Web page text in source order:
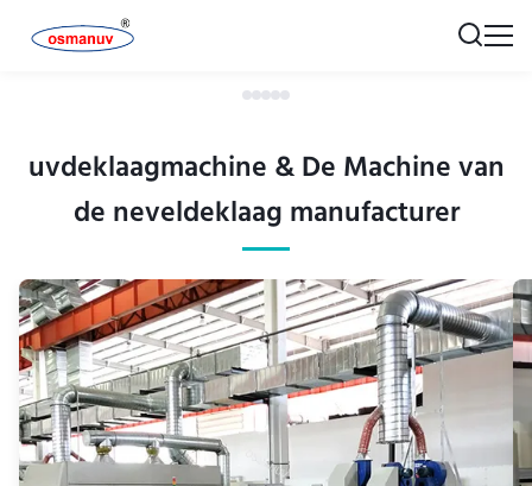
uvdeklaagmachine & De Machine van
de neveldeklaag manufacturer